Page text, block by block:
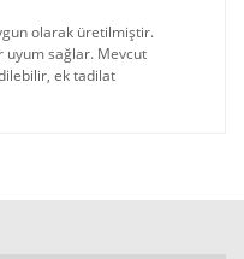
olarak üretilmiştir.
uyum sağlar. Mevcut
ek tadilat